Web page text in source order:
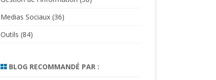
Medias Sociaux(36)
Outils (84)
BLOG RECOMMANDÉ PAR :